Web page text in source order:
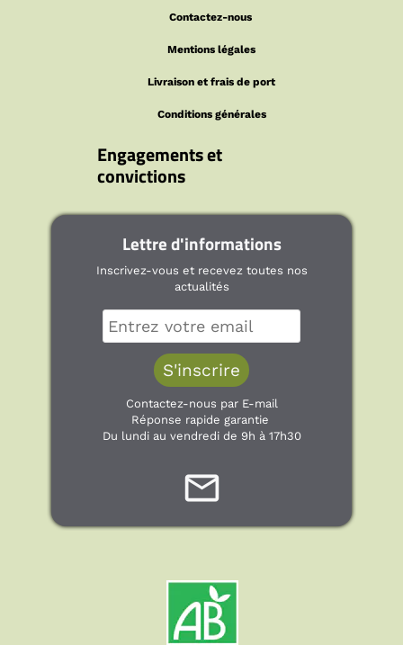
Contactez-nous
Mentions légales
Livraison et frais de port
Conditions générales
Engagements et
convictions
Lettre d'informations
Inscrivez-vous et recevez toutes nos
actualités
Contactez-nous par E-mail
Réponse rapide garantie
Du lundi au vendredi de 9h à 17h30
mail_outline